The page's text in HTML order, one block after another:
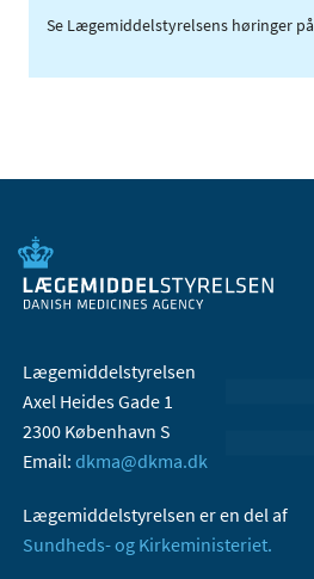
Se Lægemiddelstyrelsens høringer på
Lægemiddelstyrelsen
Axel Heides Gade 1
2300 København S
Email: dkma@dkma.dk
Lægemiddelstyrelsen er en del af
Sundheds- og Kirkeministeriet.